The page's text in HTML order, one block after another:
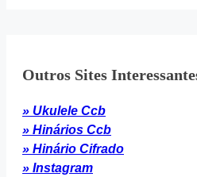
Outros Sites
» Ukulele Ccb
» Hinários Ccb
» Hinário Cifrado
» Instagram